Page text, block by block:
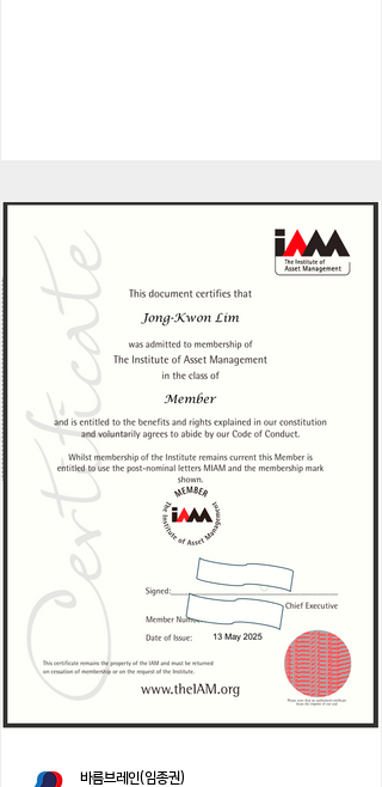
바름브레인(임종권)